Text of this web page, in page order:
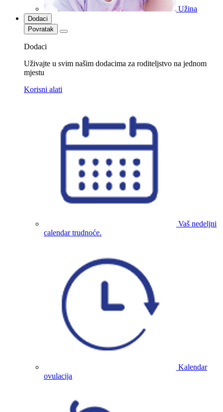
Užina
Dodaci
Povratak
Dodaci
Uživajte u svim našim dodacima za roditeljstvo na jednom
mjestu
Korisni alati
Vaš nedeljni
calendar trudnoće.
Kalendar
ovulacija